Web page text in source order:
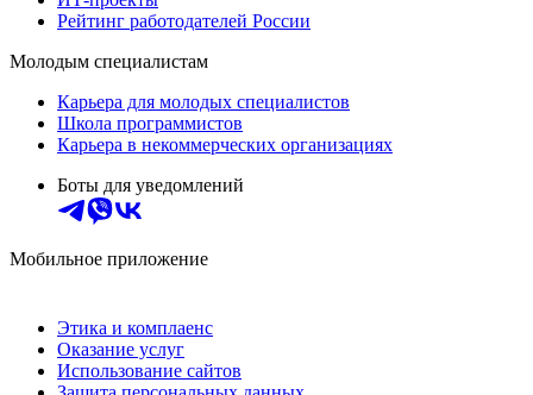
Рейтинг работодателей России
Молодым специалистам
Карьера для молодых специалистов
Школа программистов
Карьера в некоммерческих организациях
Боты для уведомлений
Мобильное приложение
Этика и комплаенс
Оказание услуг
Использование сайтов